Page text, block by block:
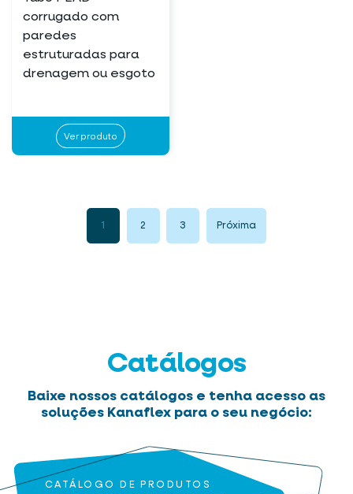
corrugado com
paredes
estruturadas para
drenagem ou esgoto
Ver produto
1 2 3 Próxima
Catálogos
Baixe nossos catálogos e tenha acesso as
soluções Kanaflex para o seu negócio:
CATÁLOGO DE PRODUTOS